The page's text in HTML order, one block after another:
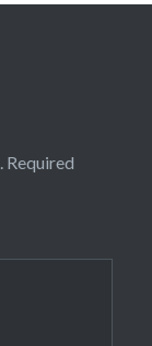
Required